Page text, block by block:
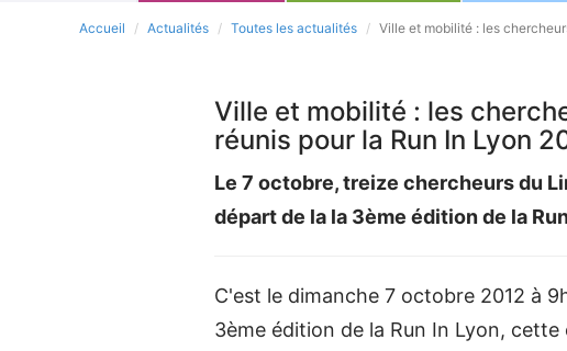
Accueil Actualités Toutes les actualités Ville et mobilité : les
Ville et mobilité : les
réunis pour la Run In Lyon
Le 7 octobre, treize chercheurs du
départ de la la 3ème édition de la
C'est le dimanche 7 octobre 2012 à
3ème édition de la Run In Lyon, cette